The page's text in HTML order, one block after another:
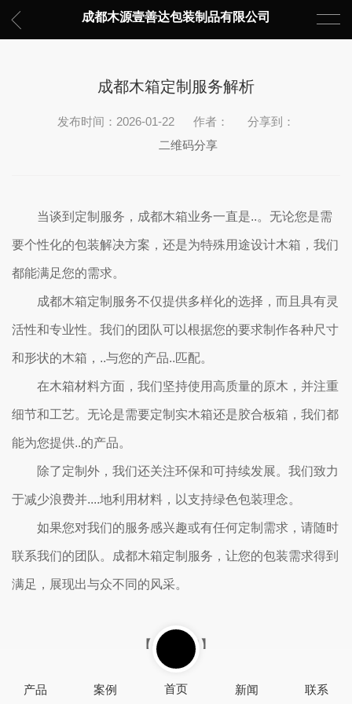
成都木源壹善达包装制品有限公司
成都木箱定制服务解析
发布时间：2026-01-22 作者：
分享到：
二维码分享
当谈到定制服务，成都木箱业务一直是..。无论您是需
要个性化的包装解决方案，还是为特殊用途设计木箱，我们
都能满足您的需求。
成都木箱定制服务不仅提供多样化的选择，而且具有灵
活性和专业性。我们的团队可以根据您的要求制作各种尺寸
和形状的木箱，..与您的产品..匹配。
在木箱材料方面，我们坚持使用高质量的原木，并注重
细节和工艺。无论是需要定制实木箱还是胶合板箱，我们都
能为您提供..的产品。
除了定制外，我们还关注环保和可持续发展。我们致力
于减少浪费并....地利用材料，以支持绿色包装理念。
如果您对我们的服务感兴趣或有任何定制需求，请随时
联系我们的团队。成都木箱定制服务，让您的包装需求得到
满足，展现出与众不同的风采。
【全文完】
产品
案例
新闻
联系
首页